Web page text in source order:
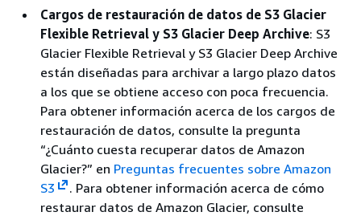
Cargos de restauración de datos de S3 Glacier
Flexible Retrieval y S3 Glacier Deep Archive: S3
Glacier Flexible Retrieval y S3 Glacier Deep Archive
están diseñadas para archivar a largo plazo datos
a los que se obtiene acceso con poca frecuencia.
Para obtener información acerca de los cargos de
restauración de datos, consulte la pregunta
“¿Cuánto cuesta recuperar datos de Amazon
Glacier?” en Preguntas frecuentes sobre Amazon
S3
. Para obtener información acerca de cómo
restaurar datos de Amazon Glacier, consulte